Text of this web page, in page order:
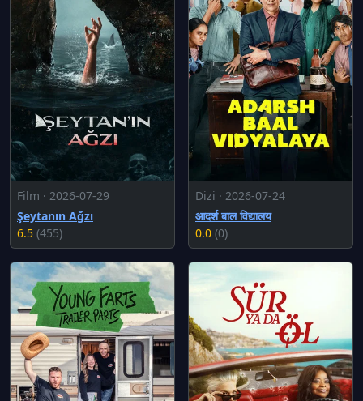
Film · 2026-07-29
Şeytanın Ağzı
6.5 (455)
Dizi · 2026-07-24
आदर्श बाल विद्यालय
0.0 (0)